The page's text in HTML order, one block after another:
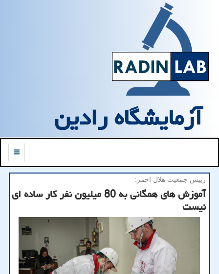
آزمایشگاه رادین
منو
رییس جمعیت هلال احمر:
آموزش های همگانی به 80 میلیون نفر كار ساده ای
نیست